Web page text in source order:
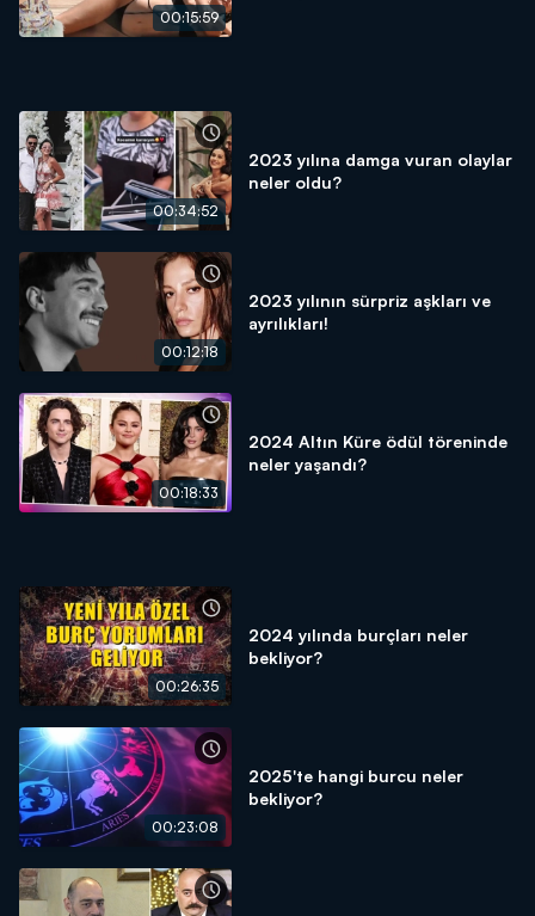
00:15:59
00:34:52
2023 yılına damga vuran olaylar
neler oldu?
00:12:18
2023 yılının sürpriz aşkları ve
ayrılıkları!
00:18:33
2024 Altın Küre ödül töreninde
neler yaşandı?
00:26:35
2024 yılında burçları neler
bekliyor?
00:23:08
2025'te hangi burcu neler
bekliyor?